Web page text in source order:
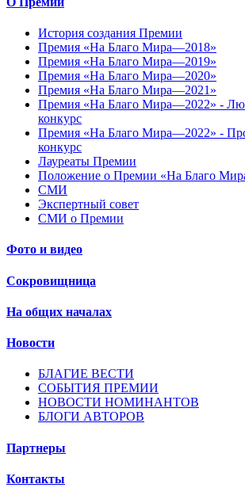
История создания Премии
Премия «На Благо Мира—2018»
Премия «На Благо Мира—2019»
Премия «На Благо Мира—2020»
Премия «На Благо Мира—2021»
Премия «На Благо Мира—2022» -
конкурс
Премия «На Благо Мира—2022» -
конкурс
Лауреаты Премии
Положение о Премии «На Благо
СМИ
Экспертный совет
СМИ о Премии
Фото и видео
Сокровищница
На общих началах
Новости
БЛАГИЕ ВЕСТИ
СОБЫТИЯ ПРЕМИИ
НОВОСТИ НОМИНАНТОВ
БЛОГИ АВТОРОВ
Партнеры
Контакты